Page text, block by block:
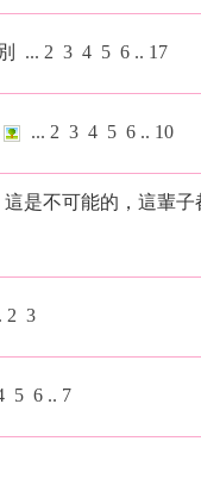
... 2 3 4 5 6 .. 17
... 2 3 4 5 6 .. 10
是不可能的，這輩子
2 3
5 6 .. 7